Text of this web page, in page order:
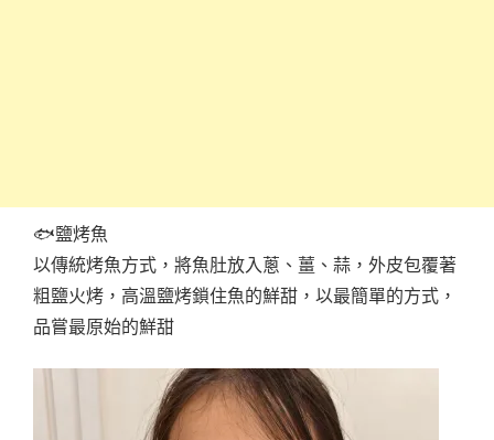
🐟鹽烤魚
以傳統烤魚方式，將魚肚放入蔥、薑、蒜，外皮包覆著
粗鹽火烤，高溫鹽烤鎖住魚的鮮甜，以最簡單的方式，
品嘗最原始的鮮甜